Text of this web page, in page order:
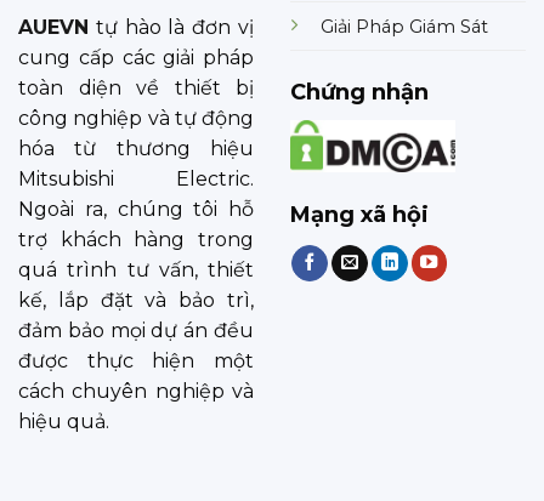
AUEVN tự hào là đơn vị
cung cấp các giải pháp
toàn diện về thiết bị
công nghiệp và tự động
hóa từ thương hiệu
Mitsubishi Electric.
Ngoài ra, chúng tôi hỗ
trợ khách hàng trong
quá trình tư vấn, thiết
kế, lắp đặt và bảo trì,
đảm bảo mọi dự án đều
được thực hiện một
cách chuyên nghiệp và
hiệu quả.
Giải Pháp Giám Sát
Chứng nhận
Mạng xã hội